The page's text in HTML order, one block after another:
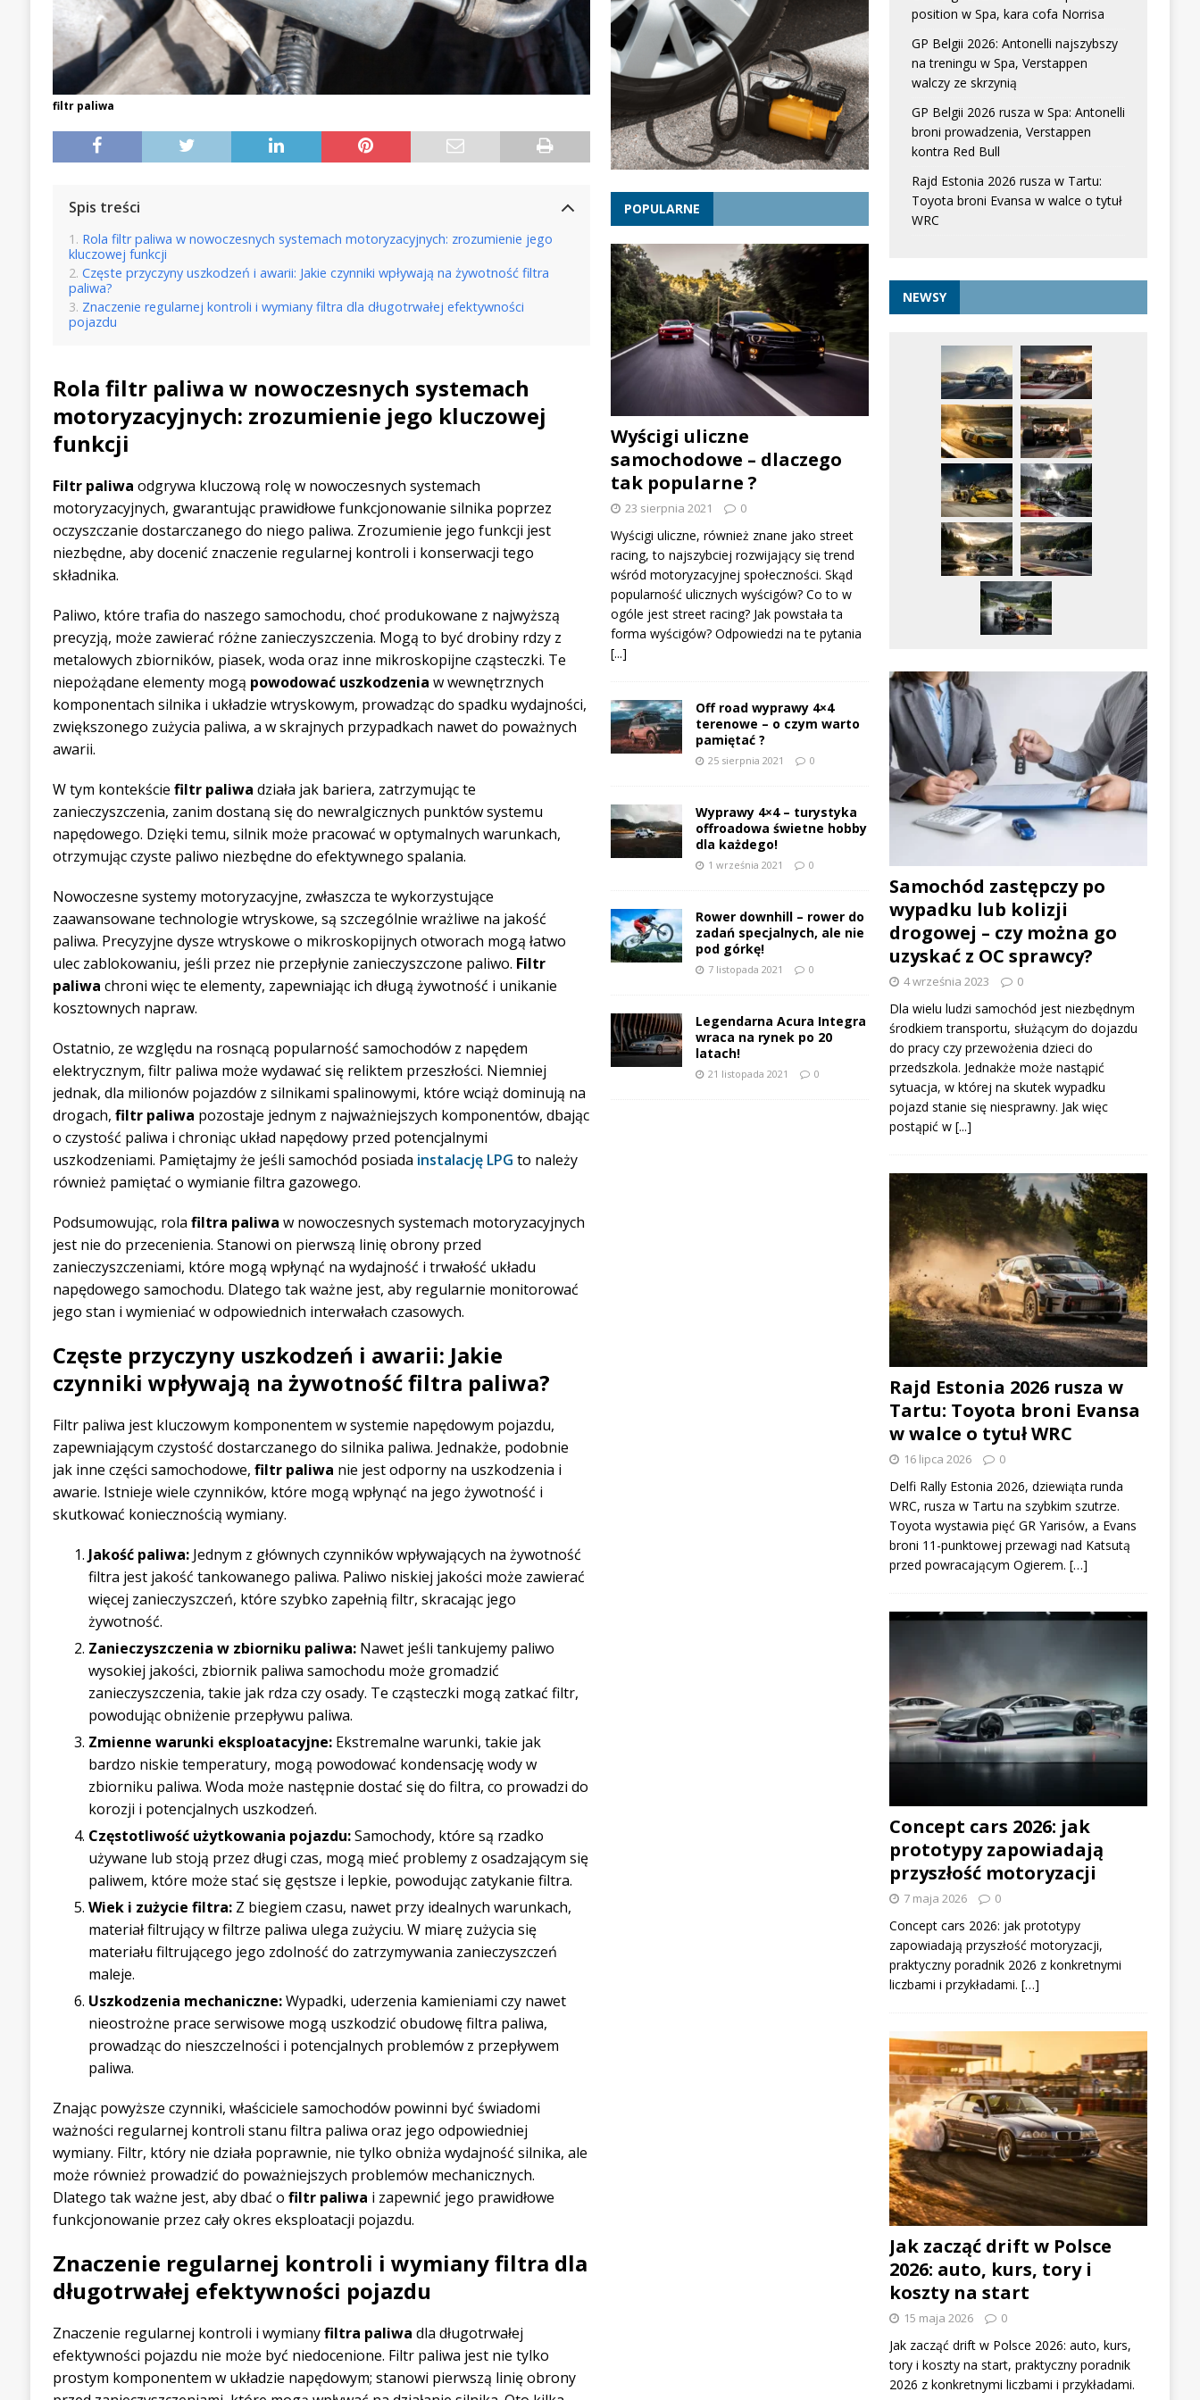
filtr paliwa
Spis treści
Rola filtr paliwa w nowoczesnych systemach motoryzacyjnych: zrozumienie jego
kluczowej funkcji
Częste przyczyny uszkodzeń i awarii: Jakie czynniki wpływają na żywotność filtra
paliwa?
Znaczenie regularnej kontroli i wymiany filtra dla długotrwałej efektywności
pojazdu
Rola filtr paliwa w nowoczesnych systemach
motoryzacyjnych: zrozumienie jego kluczowej
funkcji
Filtr paliwa odgrywa kluczową rolę w nowoczesnych systemach
motoryzacyjnych, gwarantując prawidłowe funkcjonowanie silnika poprzez
oczyszczanie dostarczanego do niego paliwa. Zrozumienie jego funkcji jest
niezbędne, aby docenić znaczenie regularnej kontroli i konserwacji tego
składnika.
Paliwo, które trafia do naszego samochodu, choć produkowane z najwyższą
precyzją, może zawierać różne zanieczyszczenia. Mogą to być drobiny rdzy z
metalowych zbiorników, piasek, woda oraz inne mikroskopijne cząsteczki. Te
niepożądane elementy mogą powodować uszkodzenia w wewnętrznych
komponentach silnika i układzie wtryskowym, prowadząc do spadku wydajności,
zwiększonego zużycia paliwa, a w skrajnych przypadkach nawet do poważnych
awarii.
W tym kontekście filtr paliwa działa jak bariera, zatrzymując te
zanieczyszczenia, zanim dostaną się do newralgicznych punktów systemu
napędowego. Dzięki temu, silnik może pracować w optymalnych warunkach,
otrzymując czyste paliwo niezbędne do efektywnego spalania.
Nowoczesne systemy motoryzacyjne, zwłaszcza te wykorzystujące
zaawansowane technologie wtryskowe, są szczególnie wrażliwe na jakość
paliwa. Precyzyjne dysze wtryskowe o mikroskopijnych otworach mogą łatwo
ulec zablokowaniu, jeśli przez nie przepłynie zanieczyszczone paliwo. Filtr
paliwa chroni więc te elementy, zapewniając ich długą żywotność i unikanie
kosztownych napraw.
Ostatnio, ze względu na rosnącą popularność samochodów z napędem
elektrycznym, filtr paliwa może wydawać się reliktem przeszłości. Niemniej
jednak, dla milionów pojazdów z silnikami spalinowymi, które wciąż dominują na
drogach, filtr paliwa pozostaje jednym z najważniejszych komponentów, dbając
o czystość paliwa i chroniąc układ napędowy przed potencjalnymi
uszkodzeniami. Pamiętajmy że jeśli samochód posiada instalację LPG to należy
również pamiętać o wymianie filtra gazowego.
Podsumowując, rola filtra paliwa w nowoczesnych systemach motoryzacyjnych
jest nie do przecenienia. Stanowi on pierwszą linię obrony przed
zanieczyszczeniami, które mogą wpłynąć na wydajność i trwałość układu
napędowego samochodu. Dlatego tak ważne jest, aby regularnie monitorować
jego stan i wymieniać w odpowiednich interwałach czasowych.
Częste przyczyny uszkodzeń i awarii: Jakie
czynniki wpływają na żywotność filtra paliwa?
Filtr paliwa jest kluczowym komponentem w systemie napędowym pojazdu,
zapewniającym czystość dostarczanego do silnika paliwa. Jednakże, podobnie
jak inne części samochodowe, filtr paliwa nie jest odporny na uszkodzenia i
awarie. Istnieje wiele czynników, które mogą wpłynąć na jego żywotność i
skutkować koniecznością wymiany.
Jakość paliwa:Jednym z głównych czynników wpływających na żywotność
filtra jest jakość tankowanego paliwa. Paliwo niskiej jakości może zawierać
więcej zanieczyszczeń, które szybko zapełnią filtr, skracając jego
żywotność.
Zanieczyszczenia w zbiorniku paliwa:Nawet jeśli tankujemy paliwo
wysokiej jakości, zbiornik paliwa samochodu może gromadzić
zanieczyszczenia, takie jak rdza czy osady. Te cząsteczki mogą zatkać filtr,
powodując obniżenie przepływu paliwa.
Zmienne warunki eksploatacyjne:Ekstremalne warunki, takie jak
bardzo niskie temperatury, mogą powodować kondensację wody w
zbiorniku paliwa. Woda może następnie dostać się do filtra, co prowadzi do
korozji i potencjalnych uszkodzeń.
Częstotliwość użytkowania pojazdu:Samochody, które są rzadko
używane lub stoją przez długi czas, mogą mieć problemy z osadzającym się
paliwem, które może stać się gęstsze i lepkie, powodując zatykanie filtra.
Wiek i zużycie filtra:Z biegiem czasu, nawet przy idealnych warunkach,
materiał filtrujący w filtrze paliwa ulega zużyciu. W miarę zużycia się
materiału filtrującego jego zdolność do zatrzymywania zanieczyszczeń
maleje.
Uszkodzenia mechaniczne:Wypadki, uderzenia kamieniami czy nawet
nieostrożne prace serwisowe mogą uszkodzić obudowę filtra paliwa,
prowadząc do nieszczelności i potencjalnych problemów z przepływem
paliwa.
Znając powyższe czynniki, właściciele samochodów powinni być świadomi
ważności regularnej kontroli stanu filtra paliwa oraz jego odpowiedniej
wymiany. Filtr, który nie działa poprawnie, nie tylko obniża wydajność silnika, ale
może również prowadzić do poważniejszych problemów mechanicznych.
Dlatego tak ważne jest, aby dbać o filtr paliwa i zapewnić jego prawidłowe
funkcjonowanie przez cały okres eksploatacji pojazdu.
Znaczenie regularnej kontroli i wymiany filtra dla
długotrwałej efektywności pojazdu
Znaczenie regularnej kontroli i wymianyfiltra paliwa dla długotrwałej
efektywności pojazdu nie może być niedocenione. Filtr paliwa jest nie tylko
prostym komponentem w układzie napędowym; stanowi pierwszą linię obrony
POPULARNE
Wyścigi uliczne
samochodowe – dlaczego
tak popularne ?
23 sierpnia 2021 0
Wyścigi uliczne, również znane jako street
racing, to najszybciej rozwijający się trend
wśród motoryzacyjnej społeczności. Skąd
popularność ulicznych wyścigów? Co to w
ogóle jest street racing? Jak powstała ta
forma wyścigów? Odpowiedzi na te pytania
[...]
Off road wyprawy 4×4
terenowe – o czym warto
pamiętać ?
25 sierpnia 2021 0
Wyprawy 4×4 – turystyka
offroadowa świetne hobby
dla każdego!
1 września 2021 0
Rower downhill – rower do
zadań specjalnych, ale nie
pod górkę!
7 listopada 2021 0
Legendarna Acura Integra
wraca na rynek po 20
latach!
21 listopada 2021 0
position w Spa, kara cofa Norrisa
GP Belgii 2026: Antonelli najszybszy
na treningu w Spa, Verstappen
walczy ze skrzynią
GP Belgii 2026 rusza w Spa: Antonelli
broni prowadzenia, Verstappen
kontra Red Bull
Rajd Estonia 2026 rusza w Tartu:
Toyota broni Evansa w walce o tytuł
WRC
NEWSY
Samochód zastępczy po
wypadku lub kolizji
drogowej – czy można go
uzyskać z OC sprawcy?
4 września 2023 0
Dla wielu ludzi samochód jest niezbędnym
środkiem transportu, służącym do dojazdu
do pracy czy przewożenia dzieci do
przedszkola. Jednakże może nastąpić
sytuacja, w której na skutek wypadku
pojazd stanie się niesprawny. Jak więc
postąpić w [...]
Rajd Estonia 2026 rusza w
Tartu: Toyota broni Evansa
w walce o tytuł WRC
16 lipca 2026 0
Delfi Rally Estonia 2026, dziewiąta runda
WRC, rusza w Tartu na szybkim szutrze.
Toyota wystawia pięć GR Yarisów, a Evans
broni 11-punktowej przewagi nad Katsutą
przed powracającym Ogierem. […]
Concept cars 2026: jak
prototypy zapowiadają
przyszłość motoryzacji
7 maja 2026 0
Concept cars 2026: jak prototypy
zapowiadają przyszłość motoryzacji,
praktyczny poradnik 2026 z konkretnymi
liczbami i przykładami. […]
Jak zacząć drift w Polsce
2026: auto, kurs, tory i
koszty na start
15 maja 2026 0
Jak zacząć drift w Polsce 2026: auto, kurs,
tory i koszty na start, praktyczny poradnik
2026 z konkretnymi liczbami i przykładami.